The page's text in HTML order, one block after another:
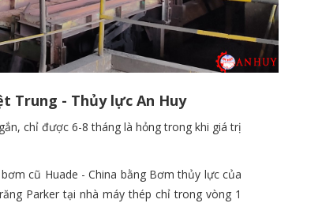
Trung - Thủy lực An Huy
chỉ được 6-8 tháng là hỏng trong khi giá trị
cũ Huade - China bằng Bơm thủy lực của
Parker tại nhà máy thép chỉ trong vòng 1